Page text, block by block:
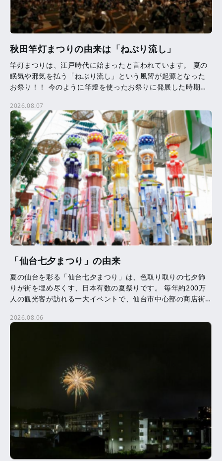
秋田竿灯まつりの由来は「ねぶり流し」
竿灯まつりは、江戸時代に始まったと言われています。 夏の
眠気や邪気を払う「ねぶり流し」という風習が起源となった
お祭り！！ 今のように竿燈を使ったお祭りに発展した時期等
[…]
2026.08.07
「仙台七夕まつり」の由来
夏の仙台を彩る「仙台七夕まつり」は、色取り取りの七夕飾
りが街を埋め尽くす、日本有数の夏祭りです。 毎年約200万
人の観光客が訪れる一大イベントで、仙台市中心部の商店街
2026.08.06